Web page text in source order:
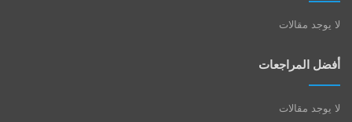
لا يوجد مقالات
أفضل المراجعات
لا يوجد مقالات